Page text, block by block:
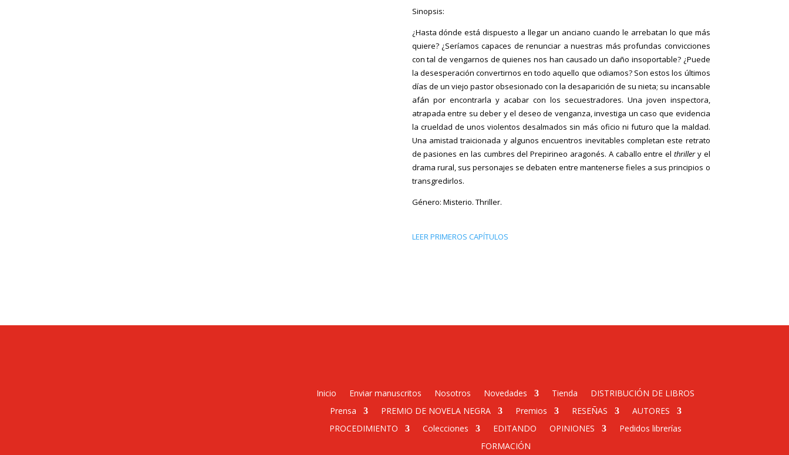
Sinopsis:
¿Hasta dónde está dispuesto a llegar un anciano cuando le arrebatan lo que más
quiere? ¿Seríamos capaces de renunciar a nuestras más profundas convicciones
con tal de vengarnos de quienes nos han causado un daño insoportable? ¿Puede
la desesperación convertirnos en todo aquello que odiamos? Son estos los últimos
días de un viejo pastor obsesionado con la desaparición de su nieta; su incansable
afán por encontrarla y acabar con los secuestradores. Una joven inspectora,
atrapada entre su deber y el deseo de venganza, investiga un caso que evidencia
la crueldad de unos violentos desalmados sin más oficio ni futuro que la maldad.
Una amistad traicionada y algunos encuentros inevitables completan este retrato
de pasiones en las cumbres del Prepirineo aragonés. A caballo entre el thrillery el
drama rural, sus personajes se debaten entre mantenerse fieles a sus principios o
transgredirlos.
Género: Misterio. Thriller.
LEER PRIMEROS CAPÍTULOS
Inicio Enviar manuscritos Nosotros Novedades Tienda
DISTRIBUCIÓN DE LIBROS
Prensa
PREMIO DE NOVELA NEGRA Premios RESEÑAS
AUTORES
PROCEDIMIENTO
Colecciones EDITANDO OPINIONES
Pedidos librerías
FORMACIÓN